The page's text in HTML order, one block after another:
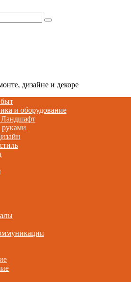
дизайне и декоре
быт
и оборудование
Ландшафт